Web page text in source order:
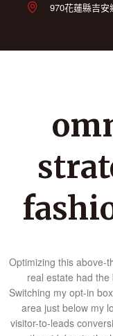
970花蓮縣吉
Optimizing this above-
real estate had
Switching my opt-in
area just below my
visitor-to-leads